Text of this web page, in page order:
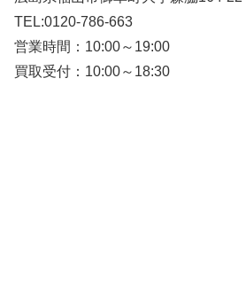
TEL:0120-786-663
営業時間：10:00～19:00
買取受付：10:00～18:30